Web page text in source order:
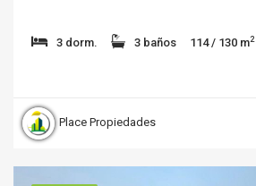
3 dorm. 3 baños 114 / 130 m2
Place Propiedades